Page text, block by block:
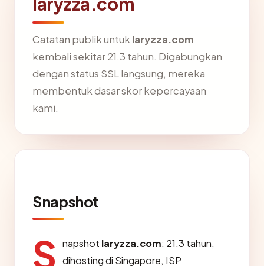
Catatan publik untuk laryzza.com
kembali sekitar 21.3 tahun. Digabungkan
dengan status SSL langsung, mereka
membentuk dasar skor kepercayaan
kami.
Snapshot
S napshot laryzza.com: 21.3 tahun,
dihosting di Singapore, ISP